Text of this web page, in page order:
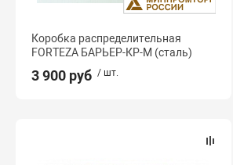
Коробка распределительная
FORTEZA БАРЬЕР-КР-М (сталь)
3 900 руб / шт.